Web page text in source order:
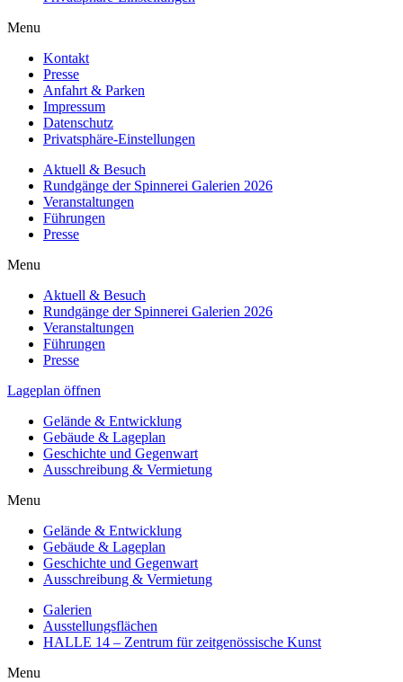
Menu
Kontakt
Presse
Anfahrt & Parken
Impressum
Datenschutz
Privatsphäre-Einstellungen
Aktuell & Besuch
Rundgänge der Spinnerei Galerien 2026
Veranstaltungen
Führungen
Presse
Menu
Aktuell & Besuch
Rundgänge der Spinnerei Galerien 2026
Veranstaltungen
Führungen
Presse
Lageplan öffnen
Gelände & Entwicklung
Gebäude & Lageplan
Geschichte und Gegenwart
Ausschreibung & Vermietung
Menu
Gelände & Entwicklung
Gebäude & Lageplan
Geschichte und Gegenwart
Ausschreibung & Vermietung
Galerien
Ausstellungsflächen
HALLE 14 – Zentrum für zeitgenössische Kunst
Menu